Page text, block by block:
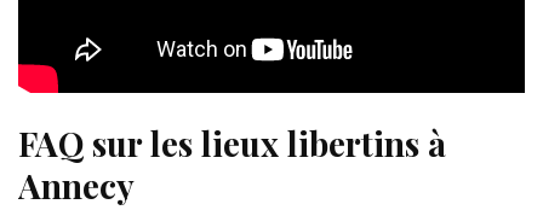
FAQ sur les lieux libertins à
Annecy